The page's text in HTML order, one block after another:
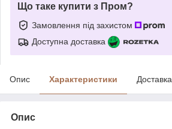
Що таке купити з Пром?
Замовлення під захистом
Доступна доставка
Опис Характеристики Доставка
Опис